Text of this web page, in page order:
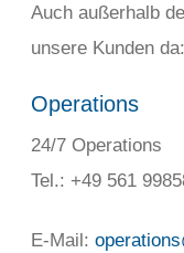
Auch außerhalb
unsere Kunden da:
Operations
24/7 Operations
Tel.: +49 561
E-Mail: